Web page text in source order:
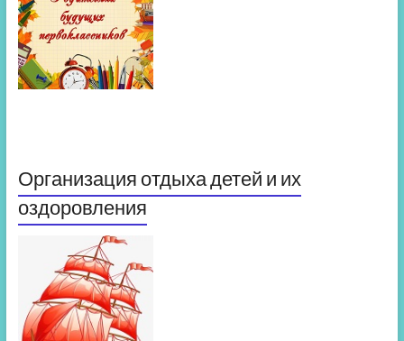
Организация отдыха детей и их
оздоровления